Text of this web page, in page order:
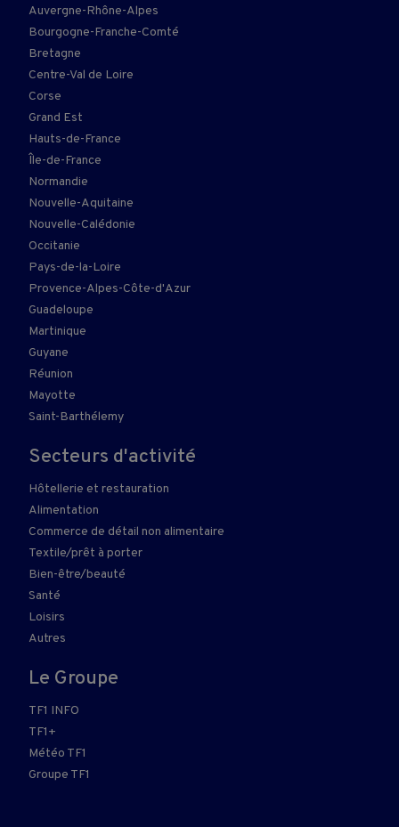
Auvergne-Rhône-Alpes
Bourgogne-Franche-Comté
Bretagne
Centre-Val de Loire
Corse
Grand Est
Hauts-de-France
Île-de-France
Normandie
Nouvelle-Aquitaine
Nouvelle-Calédonie
Occitanie
Pays-de-la-Loire
Provence-Alpes-Côte-d'Azur
Guadeloupe
Martinique
Guyane
Réunion
Mayotte
Saint-Barthélemy
Secteurs d'activité
Hôtellerie et restauration
Alimentation
Commerce de détail non alimentaire
Textile/prêt à porter
Bien-être/beauté
Santé
Loisirs
Autres
Le Groupe
TF1 INFO
TF1+
Météo TF1
Groupe TF1